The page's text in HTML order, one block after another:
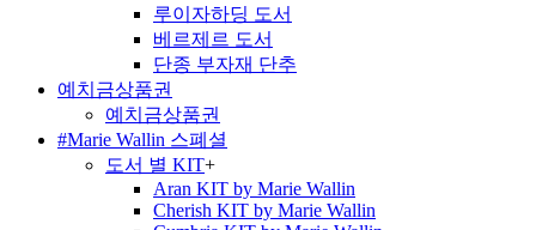
루이자하딩 도서
베르제르 도서
단종 부자재 단추
예치금상품권
예치금상품권
#Marie Wallin 스폐셜
도서 별 KIT+
Aran KIT by Marie Wallin
Cherish KIT by Marie Wallin